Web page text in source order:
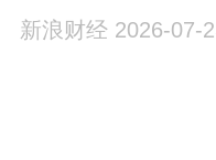
新浪财经 2026-07-